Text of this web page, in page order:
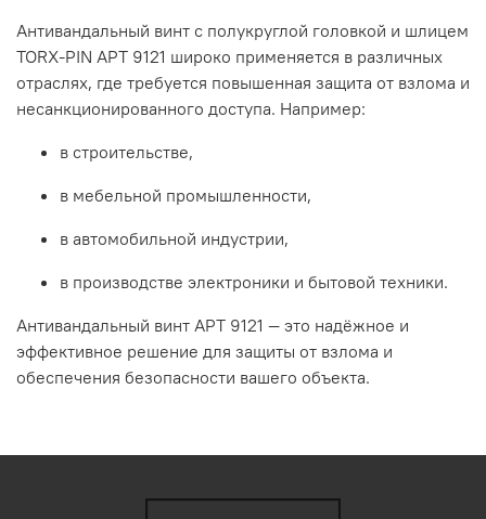
Антивандальный винт с полукруглой головкой и шлицем
TORX-PIN АРТ 9121 широко применяется в различных
отраслях, где требуется повышенная защита от взлома и
несанкционированного доступа. Например:
в строительстве,
в мебельной промышленности,
в автомобильной индустрии,
в производстве электроники и бытовой техники.
Антивандальный винт АРТ 9121 — это надёжное и
эффективное решение для защиты от взлома и
обеспечения безопасности вашего объекта.